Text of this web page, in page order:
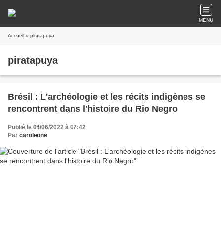
MENU
Accueil » piratapuya
piratapuya
Brésil : L'archéologie et les récits indigènes se
rencontrent dans l'histoire du Rio Negro
Publié le 04/06/2022 à 07:42
Par caroleone